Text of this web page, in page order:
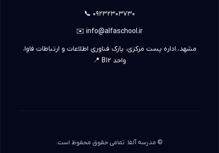
۰۹۲۳۲۳۰۳۷۳۰ 📞
info@alfaschool.ir ✉️
مشهد، اداره پست مرکزی، پارک فناوری اطلاعات و ارتباطات فاوا،
واحد B12 📍
© مدرسه آلفا. تمامی حقوق محفوظ است.